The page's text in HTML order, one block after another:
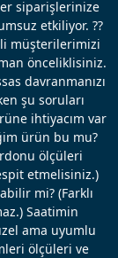
siparişlerinize
etkiliyor. ??
müşterilerimizi
önceliklisiniz.
davranmanızı
şu soruları
ihtiyacım var
ürün bu mu?
ölçüleri
etmelisiniz.)
mi? (Farklı
Saatimin
ama uyumlu
ölçüleri ve